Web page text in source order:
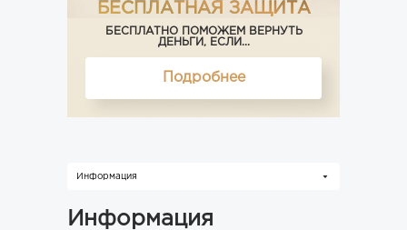
БЕСПЛАТНАЯ ЗАЩИТА
БЕСПЛАТНО ПОМОЖЕМ ВЕРНУТЬ
ДЕНЬГИ, ЕСЛИ...
Подробнее
Информация
Информация